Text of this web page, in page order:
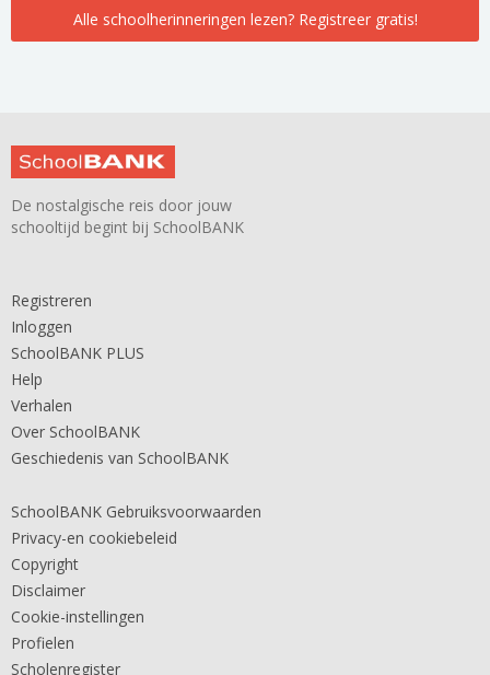
Alle schoolherinneringen lezen? Registreer gratis!
De nostalgische reis door jouw
schooltijd begint bij SchoolBANK
Registreren
Inloggen
SchoolBANK PLUS
Help
Verhalen
Over SchoolBANK
Geschiedenis van SchoolBANK
SchoolBANK Gebruiksvoorwaarden
Privacy-en cookiebeleid
Copyright
Disclaimer
Cookie-instellingen
Profielen
Scholenregister